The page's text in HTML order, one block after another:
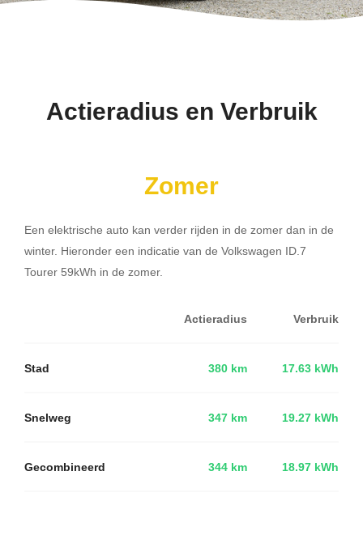
Actieradius en Verbruik
Zomer
Een elektrische auto kan verder rijden in de zomer dan in de
winter. Hieronder een indicatie van de Volkswagen ID.7
Tourer 59kWh in de zomer.
Actieradius Verbruik
Stad 380 km 17.63 kWh
Snelweg 347 km 19.27 kWh
Gecombineerd 344 km 18.97 kWh